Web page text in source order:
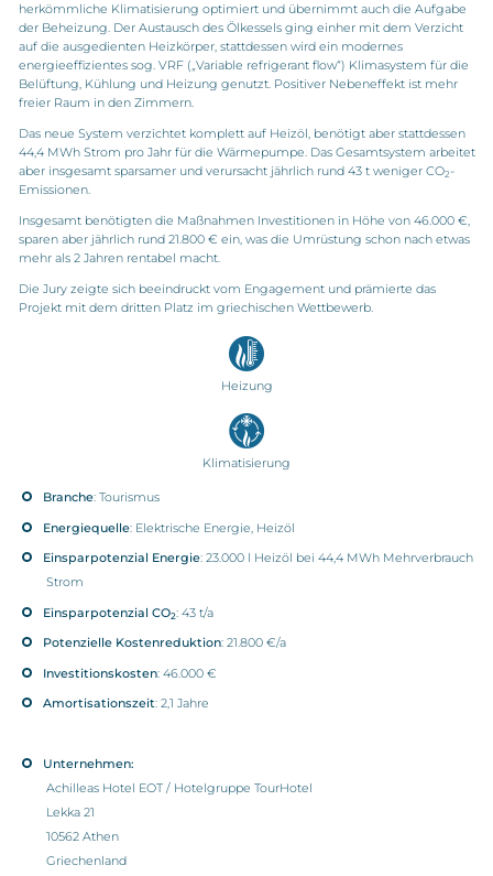
herkömmliche Klimatisierung optimiert und übernimmt auch die Aufgabe
der Beheizung. Der Austausch des Ölkessels ging einher mit dem Verzicht
auf die ausgedienten Heizkörper, stattdessen wird ein modernes
energieeffizientes sog. VRF („Variable refrigerant flow“) Klimasystem für die
Belüftung, Kühlung und Heizung genutzt. Positiver Nebeneffekt ist mehr
freier Raum in den Zimmern.
Das neue System verzichtet komplett auf Heizöl, benötigt aber stattdessen
44,4 MWh Strom pro Jahr für die Wärmepumpe. Das Gesamtsystem arbeitet
aber insgesamt sparsamer und verursacht jährlich rund 43 t weniger CO2-
Emissionen.
Insgesamt benötigten die Maßnahmen Investitionen in Höhe von 46.000 €,
sparen aber jährlich rund 21.800 € ein, was die Umrüstung schon nach etwas
mehr als 2 Jahren rentabel macht.
Die Jury zeigte sich beeindruckt vom Engagement und prämierte das
Projekt mit dem dritten Platz im griechischen Wettbewerb.
Heizung
Klimatisierung
Branche: Tourismus
Energiequelle: Elektrische Energie, Heizöl
Einsparpotenzial Energie: 23.000 l Heizöl bei 44,4 MWh Mehrverbrauch
Strom
Einsparpotenzial CO2: 43 t/a
Potenzielle Kostenreduktion: 21.800 €/a
Investitionskosten: 46.000 €
Amortisationszeit: 2,1 Jahre
Unternehmen:
Achilleas Hotel EOT / Hotelgruppe TourHotel
Lekka 21
10562 Athen
Griechenland